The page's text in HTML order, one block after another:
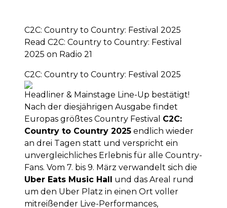
C2C: Country to Country: Festival 2025
Read C2C: Country to Country: Festival
2025 on Radio 21
C2C: Country to Country: Festival 2025
Headliner & Mainstage Line-Up bestätigt!
Nach der diesjährigen Ausgabe findet
Europas größtes Country Festival C2C:
Country to Country 2025 endlich wieder
an drei Tagen statt und verspricht ein
unvergleichliches Erlebnis für alle Country-
Fans. Vom 7. bis 9. März verwandelt sich die
Uber Eats Music Hall und das Areal rund
um den Uber Platz in einen Ort voller
mitreißender Live-Performances,